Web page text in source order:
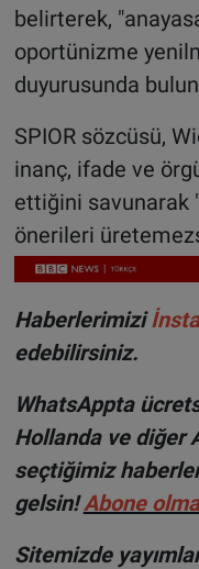
belirterek,
oportünizme
duyurusunda
SPIOR sözcüsü,
inanç, ifade ve
ettiğini savunarak
önerileri
Haberlerimizi
edebilirsiniz.
WhatsAppta
Hollanda ve diğer
seçtiğimiz
gelsin!Abone
Sitemizde